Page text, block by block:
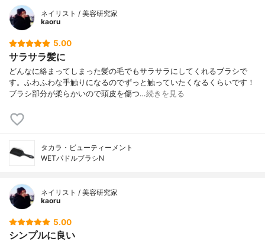
ネイリスト / 美容研究家
kaoru
5.00
サラサラ髪に
どんなに絡まってしまった髪の毛でもサラサラにしてくれるブラシで
す。ふわふわな手触りになるのでずっと触っていたくなるくらいです！
ブラシ部分が柔らかいので頭皮を傷つ…続きを見る
タカラ・ビューティーメント
WETパドルブラシN
ネイリスト / 美容研究家
kaoru
5.00
シンプルに良い